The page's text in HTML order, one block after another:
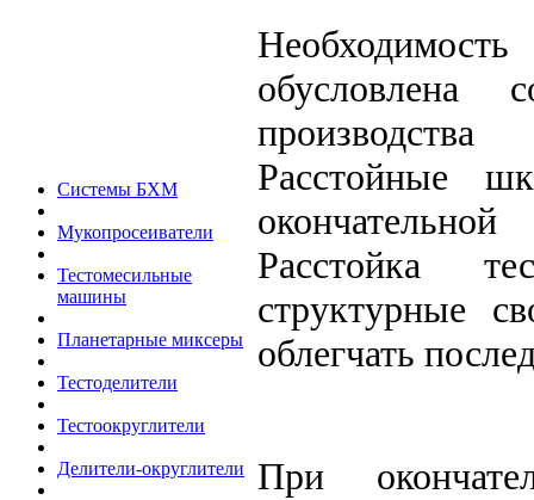
Системы БХМ
Мукопросеиватели
Тестомесильные
машины
Планетарные миксеры
Тестоделители
Тестоокруглители
Делители-округлители
обусловлена
производства
Расстойные
Расстойка
структурные
облегчать
При